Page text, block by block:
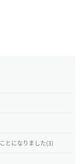
とになりました(3)